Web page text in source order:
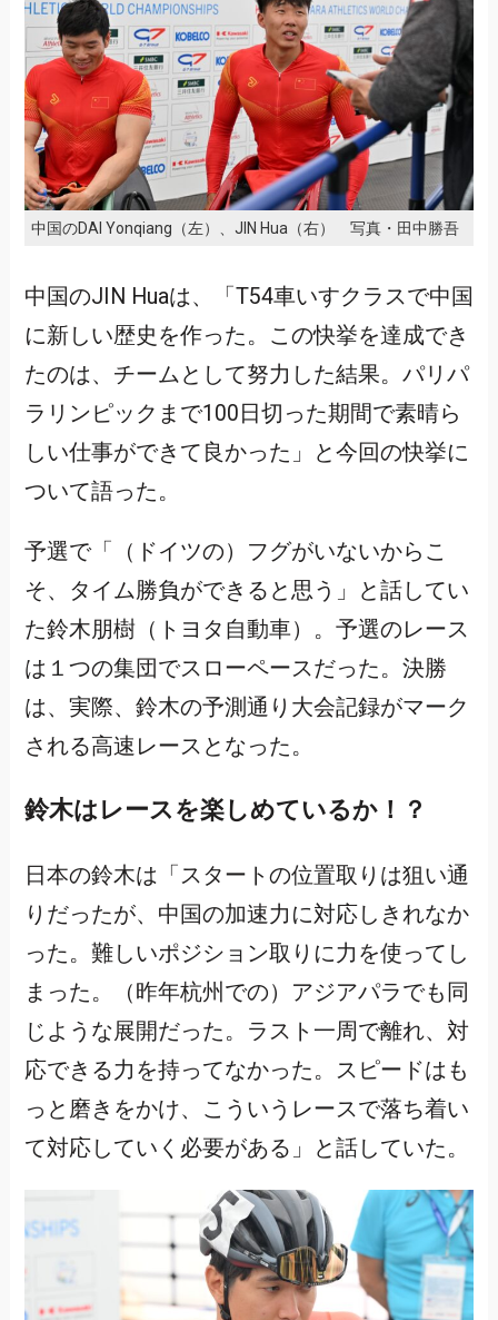
中国のDAI Yonqiang（左）、JIN Hua（右） 写真・田中勝吾
中国のJIN Huaは、「T54車いすクラスで中国
に新しい歴史を作った。この快挙を達成でき
たのは、チームとして努力した結果。パリパ
ラリンピックまで100日切った期間で素晴ら
しい仕事ができて良かった」と今回の快挙に
ついて語った。
予選で「（ドイツの）フグがいないからこ
そ、タイム勝負ができると思う」と話してい
た鈴木朋樹（トヨタ自動車）。予選のレース
は１つの集団でスローペースだった。決勝
は、実際、鈴木の予測通り大会記録がマーク
される高速レースとなった。
鈴木はレースを楽しめているか！？
日本の鈴木は「スタートの位置取りは狙い通
りだったが、中国の加速力に対応しきれなか
った。難しいポジション取りに力を使ってし
まった。（昨年杭州での）アジアパラでも同
じような展開だった。ラスト一周で離れ、対
応できる力を持ってなかった。スピードはも
っと磨きをかけ、こういうレースで落ち着い
て対応していく必要がある」と話していた。